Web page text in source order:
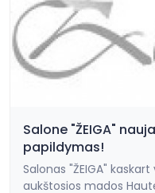
Salone "ŽEIGA"
papildymas!
Salonas "ŽEIGA"
aukštosios mados